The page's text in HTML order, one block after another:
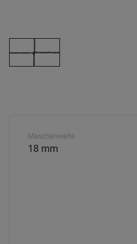
Maschenweite
18 mm